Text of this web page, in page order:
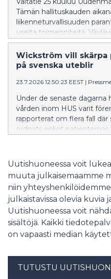
Tämän hallituskauden
liikenneturvallisuuden
useita toimenpiteitä.
investointiohjelmassa
on asetettu etusijalle.
Wickström vill skärpa
på svenska uteblir
23.7.2026 12:50:23 EEST |
Under de senaste dagarna
vården inom HUS varit
rapporterat om flera fall
ordnats enligt patienternas
Uutishuoneessa voit
muuta julkaisemaamme
niin
julkaistavissa olevia kuvia
Uutishuoneessa voit
sisältöjä. Kaikki
on vapaasti median
TUTUSTU